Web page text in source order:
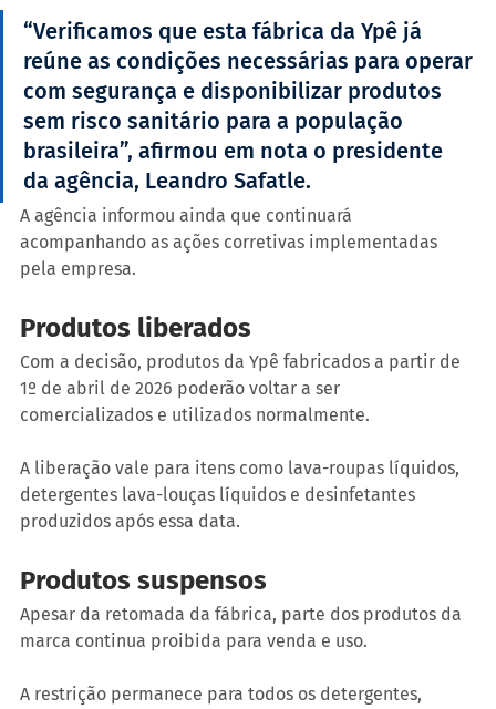
“Verificamos que esta fábrica da Ypê já
reúne as condições necessárias para operar
com segurança e disponibilizar produtos
sem risco sanitário para a população
brasileira”, afirmou em nota o presidente
da agência, Leandro Safatle.
A agência informou ainda que continuará
acompanhando as ações corretivas implementadas
pela empresa.
Produtos liberados
Com a decisão, produtos da Ypê fabricados a partir de
1º de abril de 2026 poderão voltar a ser
comercializados e utilizados normalmente.
A liberação vale para itens como lava-roupas líquidos,
detergentes lava-louças líquidos e desinfetantes
produzidos após essa data.
Produtos suspensos
Apesar da retomada da fábrica, parte dos produtos da
marca continua proibida para venda e uso.
A restrição permanece para todos os detergentes,